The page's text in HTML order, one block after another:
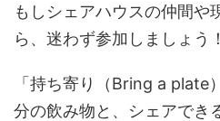
もしシェアハウスの仲間や
ら、迷わず参加しましょう！
「持ち寄り（Bring a plate
分の飲み物と、シェアでき